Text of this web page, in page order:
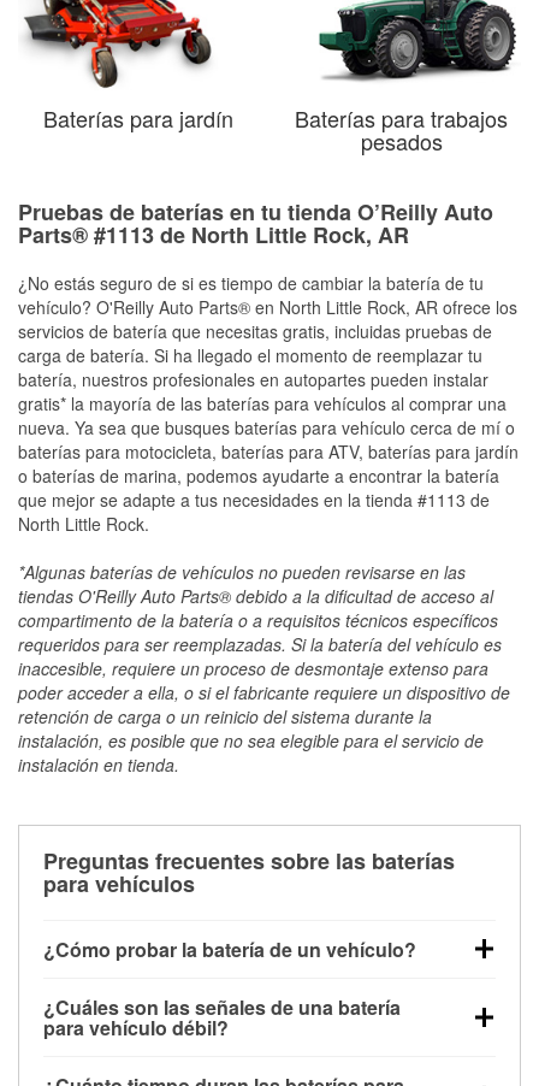
Baterías para jardín Baterías para trabajos
pesados
Pruebas de baterías en tu tienda O’Reilly Auto
Parts® #1113 de North Little Rock, AR
¿No estás seguro de si es tiempo de cambiar la batería de tu
vehículo? O'Reilly Auto Parts® en North Little Rock, AR ofrece los
servicios de batería que necesitas gratis, incluidas pruebas de
carga de batería. Si ha llegado el momento de reemplazar tu
batería, nuestros profesionales en autopartes pueden instalar
gratis* la mayoría de las baterías para vehículos al comprar una
nueva. Ya sea que busques baterías para vehículo cerca de mí o
baterías para motocicleta, baterías para ATV, baterías para jardín
o baterías de marina, podemos ayudarte a encontrar la batería
que mejor se adapte a tus necesidades en la tienda #1113 de
North Little Rock.
*Algunas baterías de vehículos no pueden revisarse en las
tiendas O'Reilly Auto Parts® debido a la dificultad de acceso al
compartimento de la batería o a requisitos técnicos específicos
requeridos para ser reemplazadas. Si la batería del vehículo es
inaccesible, requiere un proceso de desmontaje extenso para
poder acceder a ella, o si el fabricante requiere un dispositivo de
retención de carga o un reinicio del sistema durante la
instalación, es posible que no sea elegible para el servicio de
instalación en tienda.
Preguntas frecuentes sobre las baterías
para vehículos
¿Cómo probar la batería de un vehículo?
maneras. El método más rápido es utilizar un
multímetro: con el vehículo apagado, conecta los
¿Cuáles son las señales de una batería
para vehículo débil?